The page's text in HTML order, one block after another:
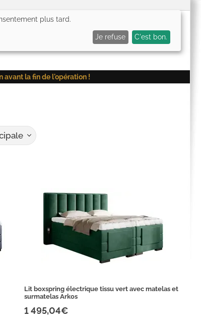
0) Mon panier (0
avant la fin de l'opération !
Lit boxspring électrique tissu vert avec matelas et
surmatelas Arkos
1 495,04€
plus tard.
Je refuse C'est bon.